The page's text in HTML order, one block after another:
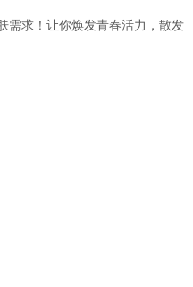
需求！让你焕发青春活力，散发